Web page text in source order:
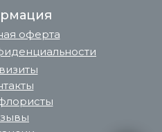
оферта